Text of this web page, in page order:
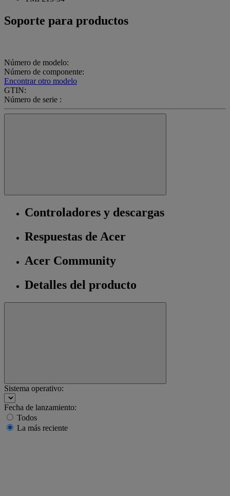
Soporte para productos
Número de modelo:
Número de componente:
Encontrar otro modelo
GTIN:
Número de serie :
Controladores y descargas
Respuestas de Acer
Acer Community
Detalles del producto
Sistema operativo:
Fecha de lanzamiento:
Todos
La más reciente